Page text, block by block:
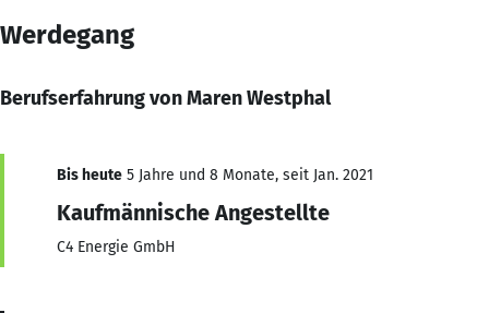
Werdegang
Berufserfahrung von Maren Westphal
Bis heute 5 Jahre und 8 Monate, seit Jan. 2021
Kaufmännische Angestellte
C4 Energie GmbH